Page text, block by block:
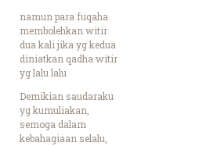
namun para fuqaha
membolehkan witir
dua kali jika yg kedua
diniatkan qadha witir
yg lalu lalu
Demikian saudaraku
yg kumuliakan,
semoga dalam
kebahagiaan selalu,